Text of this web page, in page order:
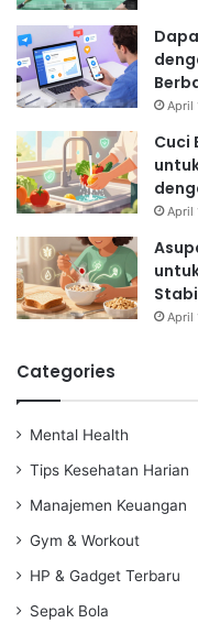
April
Cuci
April
April
Categories
Mental Health
Tips Kesehatan Harian
Manajemen Keuangan
Gym & Workout
HP & Gadget Terbaru
Sepak Bola